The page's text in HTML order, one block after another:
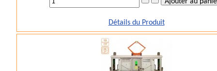
Détails du Produit